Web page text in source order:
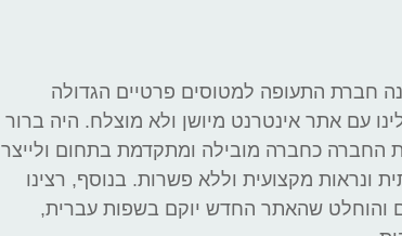
חברת התעופה למטוסים פרטיים הגדולה
עם אתר אינטרנט מיושן ולא מוצלח. היה ברור
החברה כחברה מובילה ומתקדמת בתחום ולייצר
ונראות מקצועית וללא פשרות. בנוסף, רצינו
והוחלט שהאתר החדש יוקם בשפות עברית,